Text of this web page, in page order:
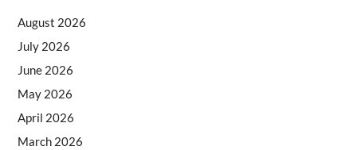
August 2026
July 2026
June 2026
May 2026
April 2026
March 2026